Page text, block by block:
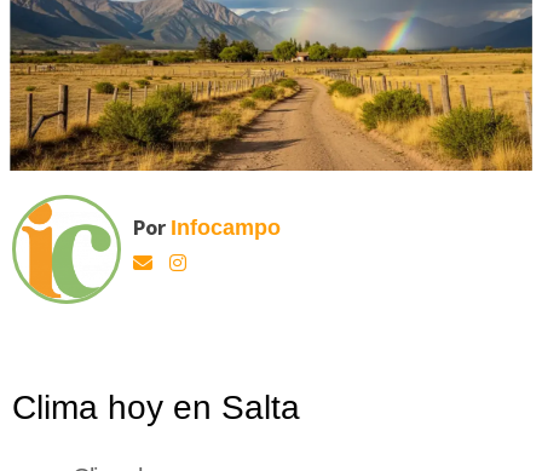
Por Infocampo
Clima hoy en Salta